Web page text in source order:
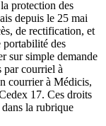
protection des
depuis le 25 mai
de rectification, et
portabilité des
sur simple demande
par courriel à
courrier à Médicis,
17. Ces droits
la rubrique